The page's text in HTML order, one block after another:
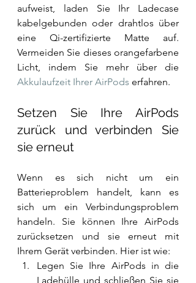
aufweist, laden Sie Ihr Ladecase
kabelgebunden oder drahtlos über
eine Qi-zertifizierte Matte auf.
Vermeiden Sie dieses orangefarbene
Akkulaufzeit Ihrer AirPods erfahren.
Setzen Sie Ihre AirPods
zurück und verbinden Sie
sie erneut
Wenn es sich nicht um ein
Batterieproblem handelt, kann es
sich um ein Verbindungsproblem
handeln. Sie können Ihre AirPods
zurücksetzen und sie erneut mit
Ihrem Gerät verbinden. Hier ist wie:
Legen Sie Ihre AirPods in die
Ladehülle und schließen Sie sie